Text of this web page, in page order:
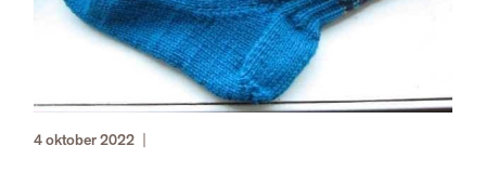
4 oktober 2022